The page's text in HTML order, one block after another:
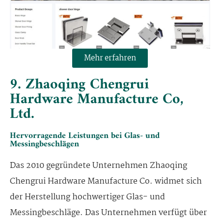
Mehr erfahren
9. Zhaoqing Chengrui
Hardware Manufacture Co,
Ltd.
Hervorragende Leistungen bei Glas- und
Messingbeschlägen
Das 2010 gegründete Unternehmen Zhaoqing
Chengrui Hardware Manufacture Co. widmet sich
der Herstellung hochwertiger Glas- und
Messingbeschläge. Das Unternehmen verfügt über